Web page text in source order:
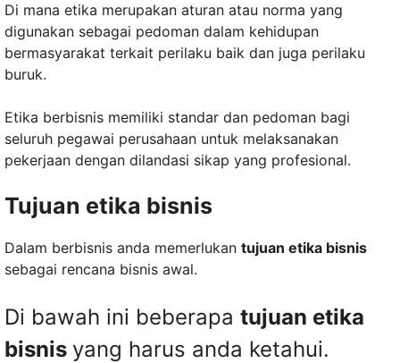
Di mana etika merupakan aturan atau norma yang
digunakan sebagai pedoman dalam kehidupan
bermasyarakat terkait perilaku baik dan juga perilaku
buruk.
Etika berbisnis memiliki standar dan pedoman bagi
seluruh pegawai perusahaan untuk melaksanakan
pekerjaan dengan dilandasi sikap yang profesional.
Tujuan etika bisnis
Dalam berbisnis anda memerlukan tujuan etika bisnis
sebagai rencana bisnis awal.
Di bawah ini beberapa tujuan etika
bisnis yang harus anda ketahui.